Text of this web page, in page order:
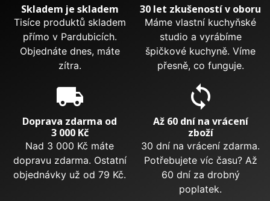
Skladem je skladem
Tisíce produktů skladem
přímo v Pardubicích.
Objednáte dnes, máte
zítra.
30 let zkušeností v oboru
Máme vlastní kuchyňské
studio a vyrábíme
špičkové kuchyně. Víme
přesně, co funguje.
local_shipping
Doprava zdarma od
3 000 Kč
Nad 3 000 Kč máte
dopravu zdarma. Ostatní
objednávky už od 79 Kč.
sync
Až 60 dní na vrácení
zboží
30 dní na vrácení zdarma.
Potřebujete víc času? Až
60 dní za drobný
poplatek.